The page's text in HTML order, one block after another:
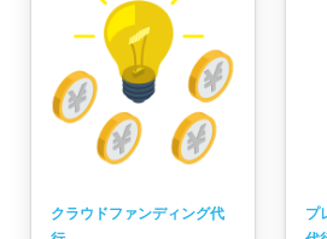
クラウドファンディング代
プ